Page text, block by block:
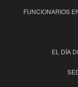
FUNCIONARIOS
EL DÍA